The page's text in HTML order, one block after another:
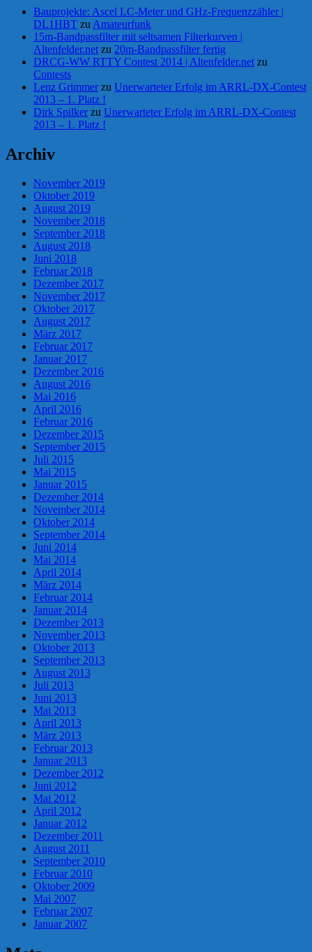
Bauprojekte: Ascel LC-Meter und GHz-Frequenzzähler |
DL1HBT zu Amateurfunk
15m-Bandpassfilter mit seltsamen Filterkurven |
Altenfelder.net zu 20m-Bandpassfilter fertig
DRCG-WW RTTY Contest 2014 | Altenfelder.net zu
Contests
Lenz Grimmer zu Unerwarteter Erfolg im ARRL-DX-Contest
2013 – 1. Platz !
Dirk Spilker zu Unerwarteter Erfolg im ARRL-DX-Contest
2013 – 1. Platz !
Archiv
November 2019
Oktober 2019
August 2019
November 2018
September 2018
August 2018
Juni 2018
Februar 2018
Dezember 2017
November 2017
Oktober 2017
August 2017
März 2017
Februar 2017
Januar 2017
Dezember 2016
August 2016
Mai 2016
April 2016
Februar 2016
Dezember 2015
September 2015
Juli 2015
Mai 2015
Januar 2015
Dezember 2014
November 2014
Oktober 2014
September 2014
Juni 2014
Mai 2014
April 2014
März 2014
Februar 2014
Januar 2014
Dezember 2013
November 2013
Oktober 2013
September 2013
August 2013
Juli 2013
Juni 2013
Mai 2013
April 2013
März 2013
Februar 2013
Januar 2013
Dezember 2012
Juni 2012
Mai 2012
April 2012
Januar 2012
Dezember 2011
August 2011
September 2010
Februar 2010
Oktober 2009
Mai 2007
Februar 2007
Januar 2007